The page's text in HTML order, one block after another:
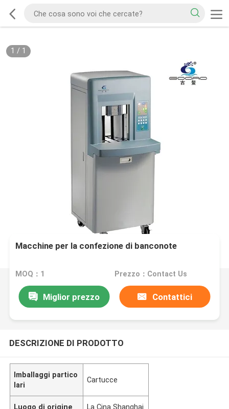
1 / 1
Macchine per la confezione di banconote
MOQ：1 Prezzo：Contact Us
Miglior prezzo Contattici
DESCRIZIONE DI PRODOTTO
Imballaggi partico
lari
Cartucce
Luogo di origine La Cina Shanghai